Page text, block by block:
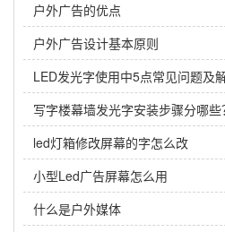
户外广告的优点
户外广告设计基本原则
LED发光字使用中5点常见问题及
写字楼幕墙发光字安装步骤分哪些
led灯箱修改屏幕的字怎么改
小型Led广告屏幕怎么用
什么是户外媒体